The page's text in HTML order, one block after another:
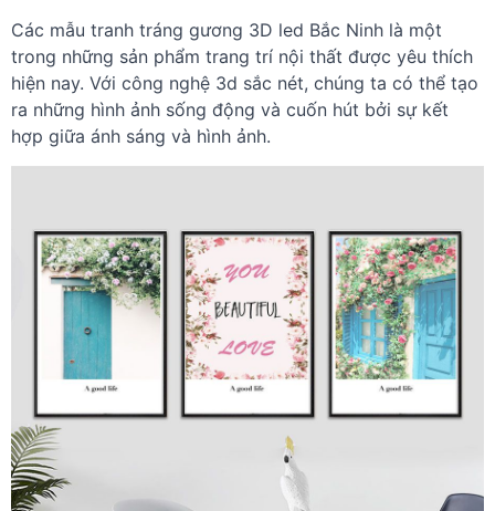
Các mẫu tranh tráng gương 3D led Bắc Ninh là một
trong những sản phẩm trang trí nội thất được yêu thích
hiện nay. Với công nghệ 3d sắc nét, chúng ta có thể tạo
ra những hình ảnh sống động và cuốn hút bởi sự kết
hợp giữa ánh sáng và hình ảnh.